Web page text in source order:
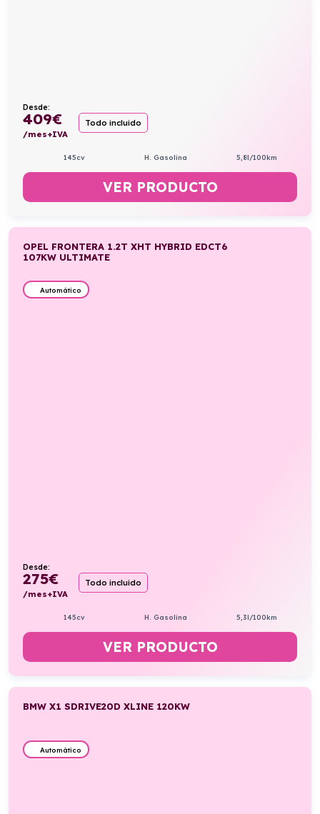
Desde:
409€
/mes+IVA
Todo incluido
145cv H. Gasolina 5,8l/100km
VER PRODUCTO
OPEL FRONTERA 1.2T XHT HYBRID EDCT6
107KW ULTIMATE
Automático
Desde:
275€
/mes+IVA
Todo incluido
145cv H. Gasolina 5,3l/100km
VER PRODUCTO
BMW X1 SDRIVE20D XLINE 120KW
Automático